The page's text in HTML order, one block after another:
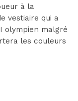
à la
vestiaire qui a
olympien malgré
les couleurs